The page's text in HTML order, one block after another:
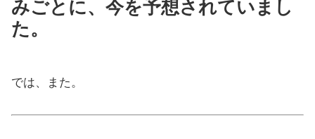
みごとに、今を予想されていまし
た。
では、また。